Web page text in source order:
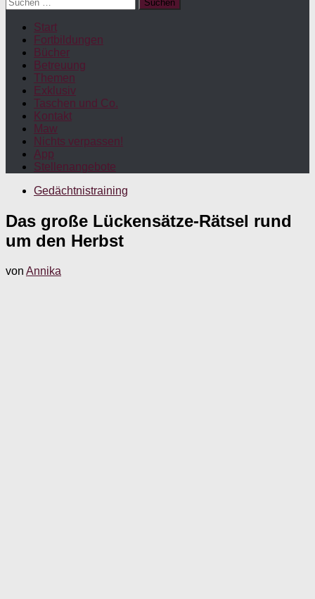
nach:
Start
Fortbildungen
Bücher
Betreuung
Themen
Exklusiv
Taschen und Co.
Kontakt
Maw
Nichts verpassen!
App
Stellenangebote
Gedächtnistraining
Das große Lückensätze-Rätsel rund
um den Herbst
von Annika